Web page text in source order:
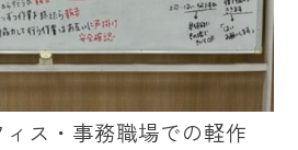
ス・事務職場での軽作